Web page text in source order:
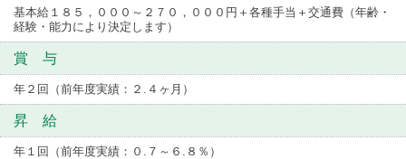
基本給１８５，０００～２７０，０００円＋各種手当＋交通費（年齢・
経験・能力により決定します）
賞 与
年２回（前年度実績：２.４ヶ月）
昇 給
年１回（前年度実績：０.７～６.８％）